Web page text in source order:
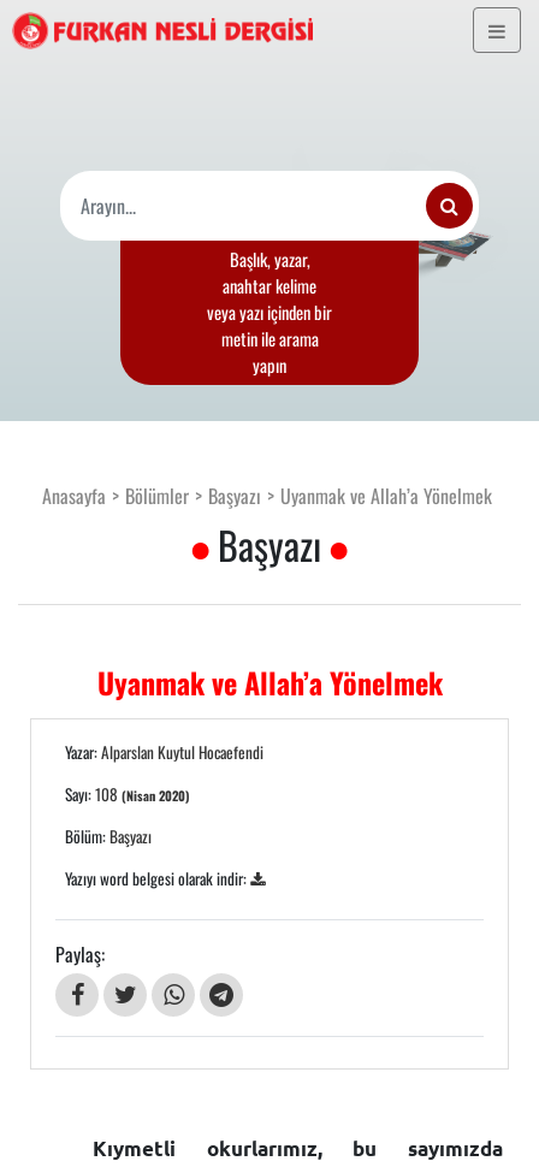
Başlık, yazar,
anahtar kelime
veya yazı içinden bir
metin ile arama
yapın
Anasayfa Bölümler Başyazı Uyanmak ve Allah’a Yönelmek
Başyazı
Uyanmak ve Allah’a Yönelmek
Yazar:Alparslan Kuytul Hocaefendi
Sayı:108 (Nisan 2020)
Bölüm:Başyazı
Yazıyı word belgesi olarak indir:
Paylaş:
Kıymetli okurlarımız, bu sayımızda